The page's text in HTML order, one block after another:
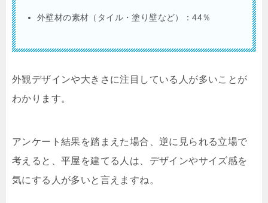
外壁材の素材（タイル・塗り壁など）：44％
外観デザインや大きさに注目している人が多いことが
わかります。
アンケート結果を踏まえた場合、逆に見られる立場で
考えると、平屋を建てる人は、デザインやサイズ感を
気にする人が多いと言えますね。